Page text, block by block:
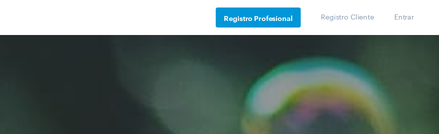
Registro Profesional Registro Cliente Entrar